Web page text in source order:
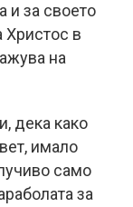
и за своето
Христос в
на
дека како
имало
само
за